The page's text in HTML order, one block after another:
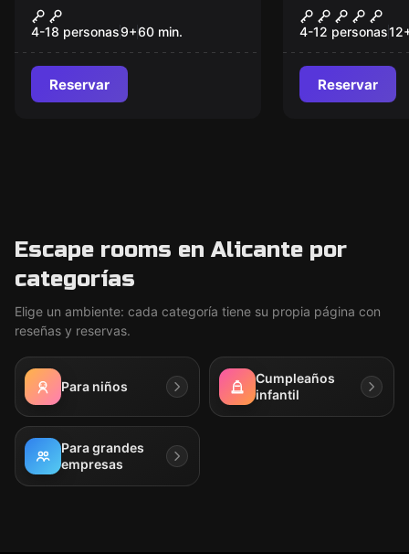
The Magic Kids
4-18 personas9+60 min.
Reservar
Expedición
4-12 personas12
Reservar
Escape rooms en Alicante por
categorías
Elige un ambiente: cada categoría tiene su propia página con
reseñas y reservas.
Para niños
Cumpleaños
infantil
Para grandes
empresas